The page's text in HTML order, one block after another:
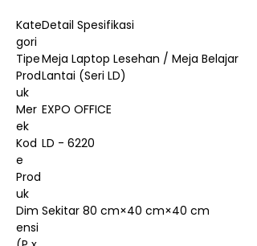
Kate
gori
Detail Spesifikasi
Tipe
Prod
uk
Meja Laptop Lesehan / Meja Belajar
Lantai (Seri LD)
Mer
ek
EXPO OFFICE
Kod
e
Prod
uk
LD - 6220
Dim
ensi
Sekitar 80 cm×40 cm×40 cm